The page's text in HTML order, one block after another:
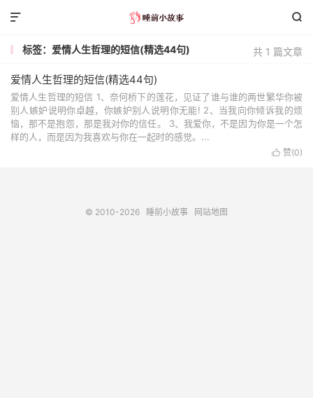


共 1 篇文章
标签：爱情人生哲理的短信(精选44句)
爱情人生哲理的短信(精选44句)
爱情人生哲理的短信 1、奈何桥下的莲花，见证了谁与谁的两世繁华你被
别人嫉妒说明你卓越，你嫉妒别人说明你无能! 2、当我向你倾诉我的烦
恼，那不是抱怨，那是我对你的信任。 3、我爱你，不是因为你是一个怎
样的人，而是因为我喜欢与你在一起时的感觉。...
 赞(0)
© 2010-2026 睡前小故事 网站地图